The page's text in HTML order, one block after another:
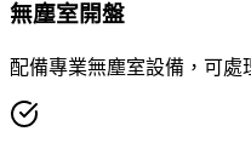
無塵室開盤
配備專業無塵室設備，可